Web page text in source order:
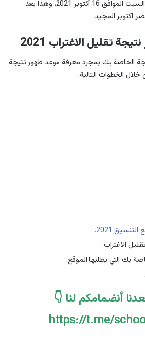
المقبل في موعد اقصاه السبت الموافق 16 أكتوبر 2021، وهذا بعد
اكتوبر المجيد.
تقليل الاغتراب 2021
الخاصة بك بمجرد معرفة موعد ظهور نتيجة
2021.
الاغتراب.
بك التي يطلبها الموقع.
أنضمامكم لنا 👇
https://t.me/